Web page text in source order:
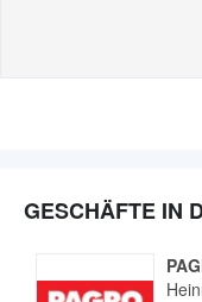
GESCHÄFTE IN